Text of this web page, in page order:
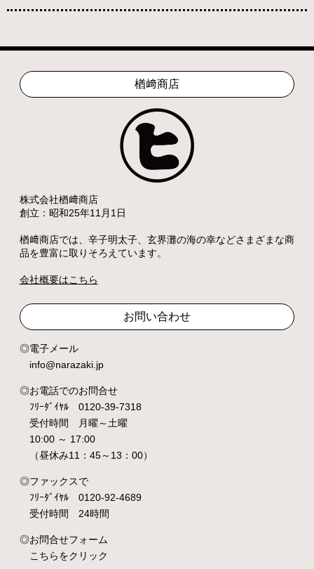
楢﨑商店
株式会社楢﨑商店
創立：昭和25年11月1日
楢﨑商店では、辛子明太子、玄界灘の海の幸などさまざまな商
品を豊富に取りそろえています。
会社概要はこちら
お問い合わせ
電子メール
info@narazaki.jp
お電話でのお問合せ
ﾌﾘｰﾀﾞｲﾔﾙ 0120-39-7318
受付時間 月曜～土曜
10:00 ～ 17:00
（昼休み11：45～13：00）
ファックスで
ﾌﾘｰﾀﾞｲﾔﾙ 0120-92-4689
受付時間 24時間
お問合せフォーム
こちらをクリック